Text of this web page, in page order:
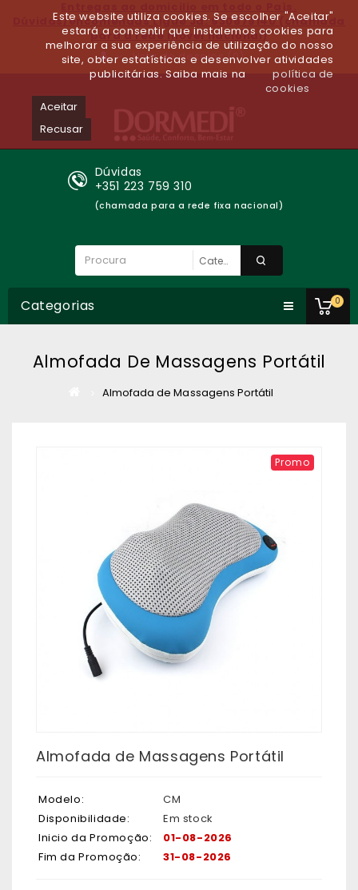
Dúvidas/encomendas Ligue Já: 930679140 (chamada
para a rede móvel nacional)
Lista de desejos (0)
0
Dúvidas
+351 223 759 310
(chamada para a rede fixa nacional)
Categorias
Almofada De Massagens Portátil
Almofada de Massagens Portátil
Promo
Almofada de Massagens Portátil
Modelo:
CM
Disponibilidade:
Em stock
Inicio da Promoção:
01-08-2026
Fim da Promoção:
31-08-2026
Este website utiliza cookies. Se escolher "Aceitar"
estará a consentir que instalemos cookies para
melhorar a sua experiência de utilização do nosso
site, obter estatísticas e desenvolver atividades
publicitárias. Saiba mais na
política de
cookies
Aceitar
Recusar